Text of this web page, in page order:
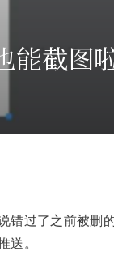
能截图
错过了之前被删
送。